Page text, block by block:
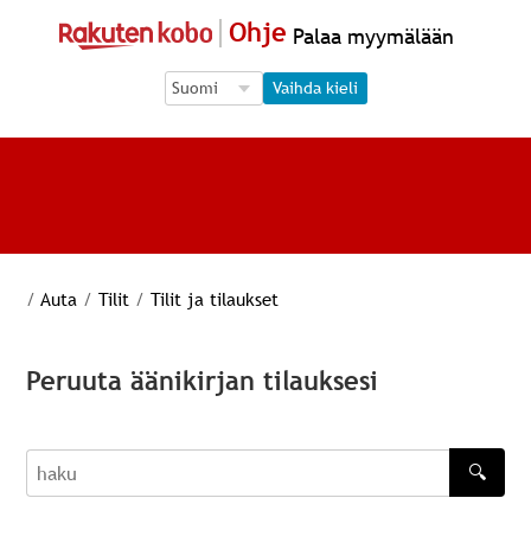
Ohje Palaa myymälään
Language Selection
Language Selection
Vaihda kieli
/ Auta / Tilit / Tilit ja tilaukset
Peruuta äänikirjan tilauksesi
haku
🔍